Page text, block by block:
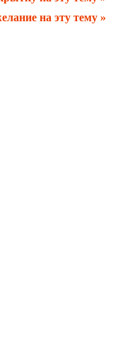
на эту тему »